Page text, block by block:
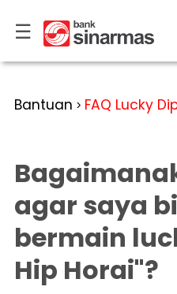
☰× 
#FinansialLebihBaik
Kategori
Bantuan
Deposito
Kartu
Kredit
Reksadana
Bancasurance
di
Perbankan
Personal
Perbankan
Perbankan
Bisnis
Coba
SimobiPlus
ID
Bantuan > FAQ Lucky
agar saya
bermain
Hip Horai"?